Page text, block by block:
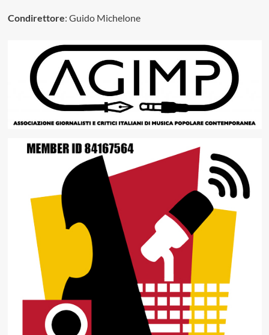
Condirettore: Guido Michelone